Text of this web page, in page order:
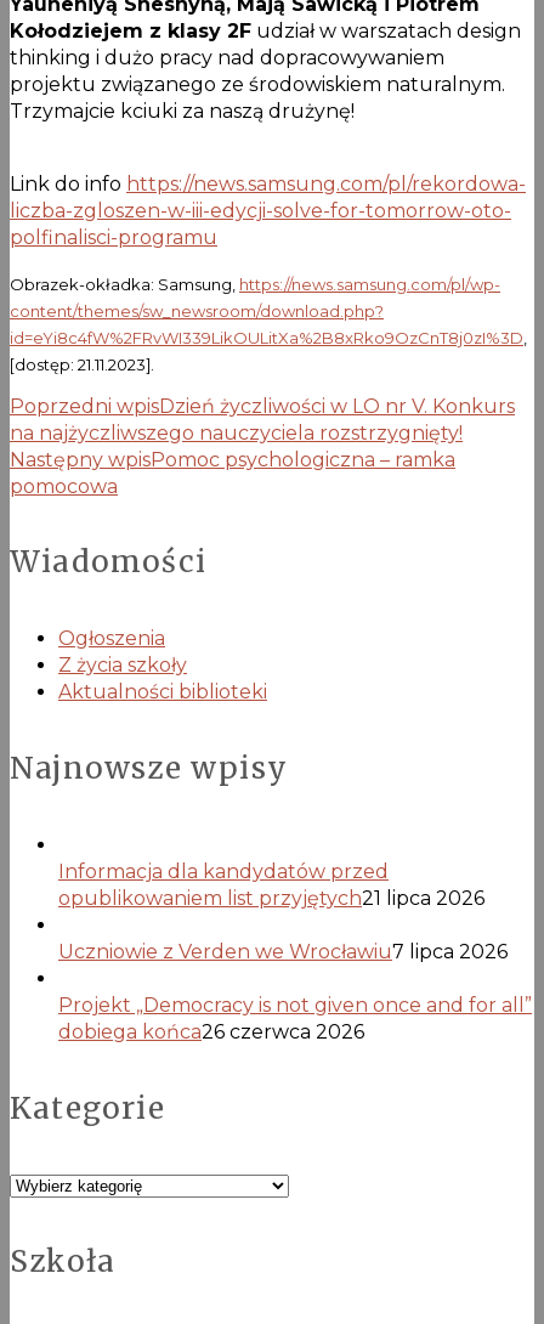
Kołodziejem z klasy 2F udział w warszatach design
thinking i dużo pracy nad dopracowywaniem
projektu związanego ze środowiskiem naturalnym.
Trzymajcie kciuki za naszą drużynę!
Link do info https://news.samsung.com/pl/rekordowa-
liczba-zgloszen-w-iii-edycji-solve-for-tomorrow-oto-
polfinalisci-programu
Obrazek-okładka: Samsung, https://news.samsung.com/pl/wp-
content/themes/sw_newsroom/download.php?
id=eYi8c4fW%2FRvWI339LikOULitXa%2B8xRko9OzCnT8j0zI%3D
[dostęp: 21.11.2023].
Poprzedni wpisDzień życzliwości w LO nr V. Konkurs
na najżyczliwszego nauczyciela rozstrzygnięty!
Następny wpisPomoc psychologiczna – ramka
pomocowa
Wiadomości
Ogłoszenia
Z życia szkoły
Aktualności biblioteki
Najnowsze wpisy
Informacja dla kandydatów przed
opublikowaniem list przyjętych21 lipca 2026
Uczniowie z Verden we Wrocławiu7 lipca 2026
Projekt „Democracy is not given once and for all”
dobiega końca26 czerwca 2026
Kategorie
Kategorie
Szkoła